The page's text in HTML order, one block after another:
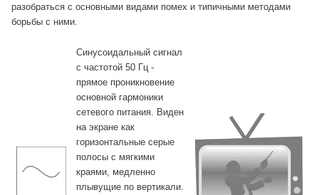
разобраться с основными видами помех и типичными методами
борьбы с ними.
Синусоидальный сигнал
с частотой 50 Гц -
прямое проникновение
основной гармоники
сетевого питания. Виден
на экране как
горизонтальные серые
полосы с мягкими
краями, медленно
плывущие по вертикали.